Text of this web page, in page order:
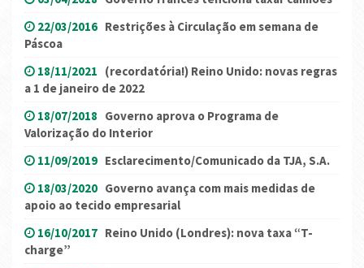
22/03/2016 Restrições à Circulação em semana de
Páscoa
18/11/2021 (recordatória!) Reino Unido: novas regras
a 1 de janeiro de 2022
18/07/2018 Governo aprova o Programa de
Valorização do Interior
11/09/2019 Esclarecimento/Comunicado da TJA, S.A.
18/03/2020 Governo avança com mais medidas de
apoio ao tecido empresarial
16/10/2017 Reino Unido (Londres): nova taxa “T-
charge”